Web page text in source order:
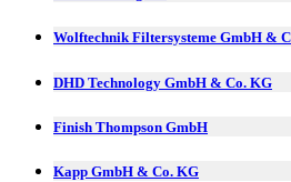
Wolftechnik Filtersysteme GmbH &
DHD Technology GmbH & Co. KG
Finish Thompson GmbH
Kapp GmbH & Co. KG